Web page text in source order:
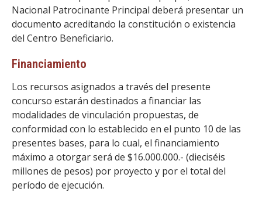
Nacional Patrocinante Principal deberá presentar un
documento acreditando la constitución o existencia
del Centro Beneficiario.
Financiamiento
Los recursos asignados a través del presente
concurso estarán destinados a financiar las
modalidades de vinculación propuestas, de
conformidad con lo establecido en el punto 10 de las
presentes bases, para lo cual, el financiamiento
máximo a otorgar será de $16.000.000.- (dieciséis
millones de pesos) por proyecto y por el total del
período de ejecución.